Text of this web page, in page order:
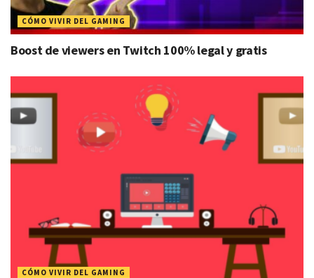
CÓMO VIVIR DEL GAMING
Boost de viewers en Twitch 100% legal y gratis
CÓMO VIVIR DEL GAMING